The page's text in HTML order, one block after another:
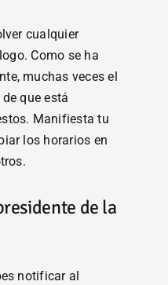
cualquier
Como se ha
muchas veces el
que está
Manifiesta tu
los horarios en
de la
notificar al